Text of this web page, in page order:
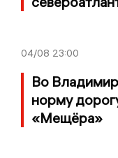
04/08 23:00
Во
норму
«Мещёра»